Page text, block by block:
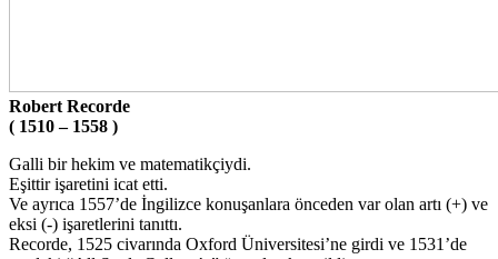
Robert Recorde
( 1510 – 1558 )
Galli bir hekim ve matematikçiydi.
Eşittir işaretini icat etti.
Ve ayrıca 1557’de İngilizce konuşanlara önceden var olan artı (+) ve
eksi (-) işaretlerini tanıttı.
Recorde, 1525 civarında Oxford Üniversitesi’ne girdi ve 1531’de